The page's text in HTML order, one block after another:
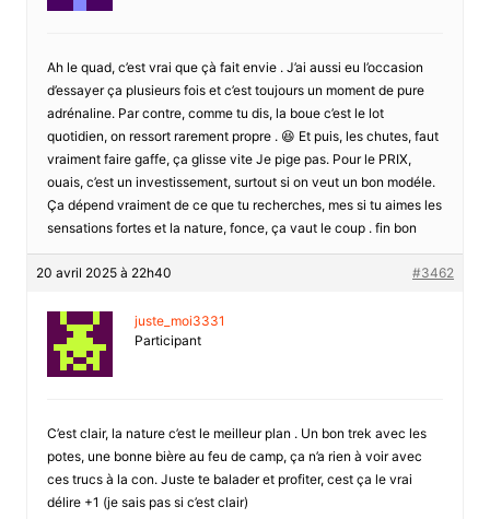
Ah le quad, c’est vrai que çà fait envie . J’ai aussi eu l’occasion
d’essayer ça plusieurs fois et c’est toujours un moment de pure
adrénaline. Par contre, comme tu dis, la boue c’est le lot
quotidien, on ressort rarement propre . 😆 Et puis, les chutes, faut
vraiment faire gaffe, ça glisse vite Je pige pas. Pour le PRIX,
ouais, c’est un investissement, surtout si on veut un bon modéle.
Ça dépend vraiment de ce que tu recherches, mes si tu aimes les
sensations fortes et la nature, fonce, ça vaut le coup . fin bon
20 avril 2025 à 22h40 #3462
juste_moi3331
Participant
C’est clair, la nature c’est le meilleur plan . Un bon trek avec les
potes, une bonne bière au feu de camp, ça n’a rien à voir avec
ces trucs à la con. Juste te balader et profiter, cest ça le vrai
délire +1 (je sais pas si c’est clair)